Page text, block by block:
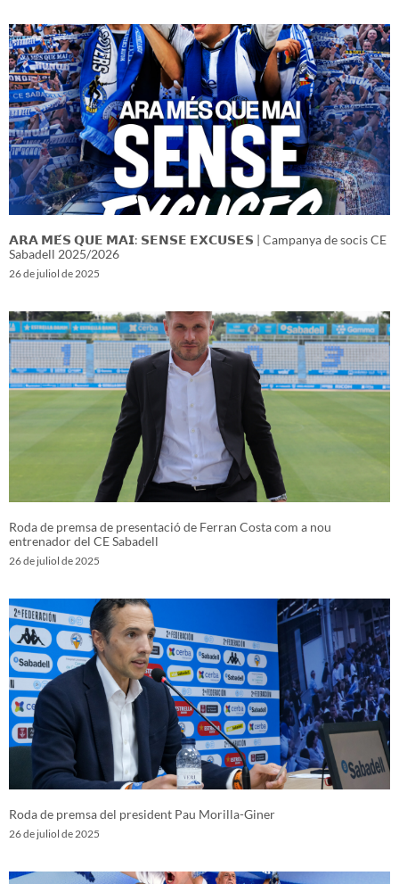
𝗔𝗥𝗔 𝗠𝗘́𝗦 𝗤𝗨𝗘 𝗠𝗔𝗜: 𝗦𝗘𝗡𝗦𝗘 𝗘𝗫𝗖𝗨𝗦𝗘𝗦 | Campanya de socis CE
Sabadell 2025/2026
26 de juliol de 2025
Roda de premsa de presentació de Ferran Costa com a nou
entrenador del CE Sabadell
26 de juliol de 2025
Roda de premsa del president Pau Morilla-Giner
26 de juliol de 2025